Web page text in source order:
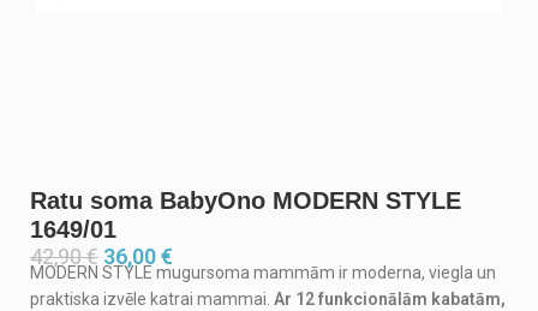
Ratu soma BabyOno MODERN STYLE
1649/01
42,90€ 36,00€
MODERN STYLE mugursoma mammām ir moderna, viegla un
praktiska izvēle katrai mammai. Ar 12 funkcionālām kabatām,